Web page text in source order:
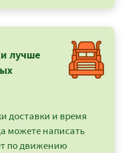
лучше
доставки и время
можете написать
по движению